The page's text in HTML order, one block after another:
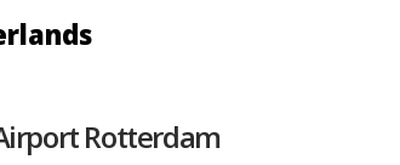
Rotterdam